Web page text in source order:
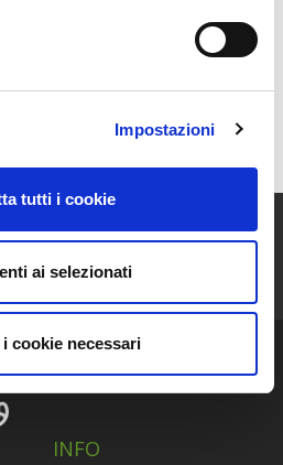
Impostazioni
tutti i cookie
ai selezionati
cookie necessari
Alberi
NEWSLETTER
INFO